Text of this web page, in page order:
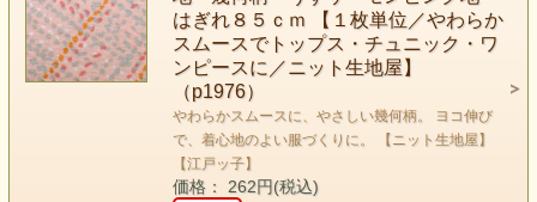
はぎれ８５ｃｍ 【１枚単位／やわらか
スムースでトップス・チュニック・ワ
ンピースに／ニット生地屋】
（p1976）
やわらかスムースに、やさしい幾何柄。 ヨコ伸び
で、着心地のよい服づくりに。 【ニット生地屋】
【江戸ッ子】
価格： 262円(税込)